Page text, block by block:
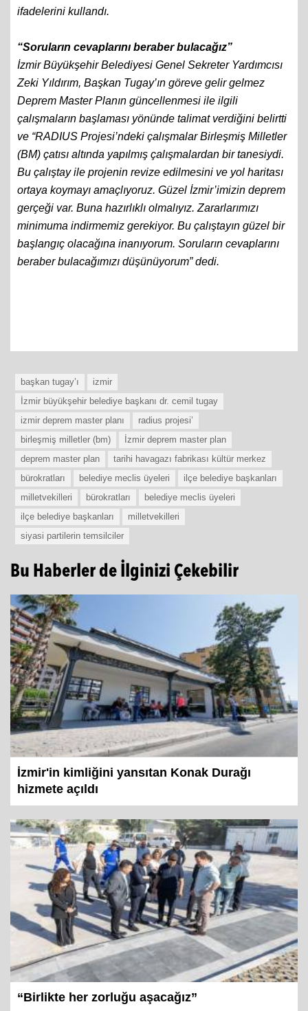
ifadelerini kullandı.
“Soruların cevaplarını beraber bulacağız”
İzmir Büyükşehir Belediyesi Genel Sekreter Yardımcısı
Zeki Yıldırım, Başkan Tugay’ın göreve gelir gelmez
Deprem Master Planın güncellenmesi ile ilgili
çalışmaların başlaması yönünde talimat verdiğini belirtti
ve “RADIUS Projesi’ndeki çalışmalar Birleşmiş Milletler
(BM) çatısı altında yapılmış çalışmalardan bir tanesiydi.
Bu çalıştay ile projenin revize edilmesini ve yol haritası
ortaya koymayı amaçlıyoruz. Güzel İzmir’imizin deprem
gerçeği var. Buna hazırlıklı olmalıyız. Zararlarımızı
minimuma indirmemiz gerekiyor. Bu çalıştayın güzel bir
başlangıç olacağına inanıyorum. Soruların cevaplarını
beraber bulacağımızı düşünüyorum” dedi.
başkan tugay’ı
izmir
İzmir büyükşehir belediye başkanı dr. cemil tugay
izmir deprem master planı
radius projesi’
birleşmiş milletler (bm)
İzmir deprem master plan
deprem master plan
tarihi havagazı fabrikası kültür merkez
bürokratları
belediye meclis üyeleri
ilçe belediye başkanları
milletvekilleri
bürokratları
belediye meclis üyeleri
ilçe belediye başkanları
milletvekilleri
siyasi partilerin temsilciler
Bu Haberler de İlginizi Çekebilir
İzmir'in kimliğini yansıtan Konak Durağı
hizmete açıldı
“Birlikte her zorluğu aşacağız”